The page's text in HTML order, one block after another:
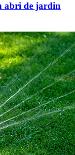
abri de jardin